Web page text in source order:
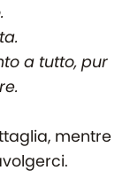
a tutto, pur
mentre